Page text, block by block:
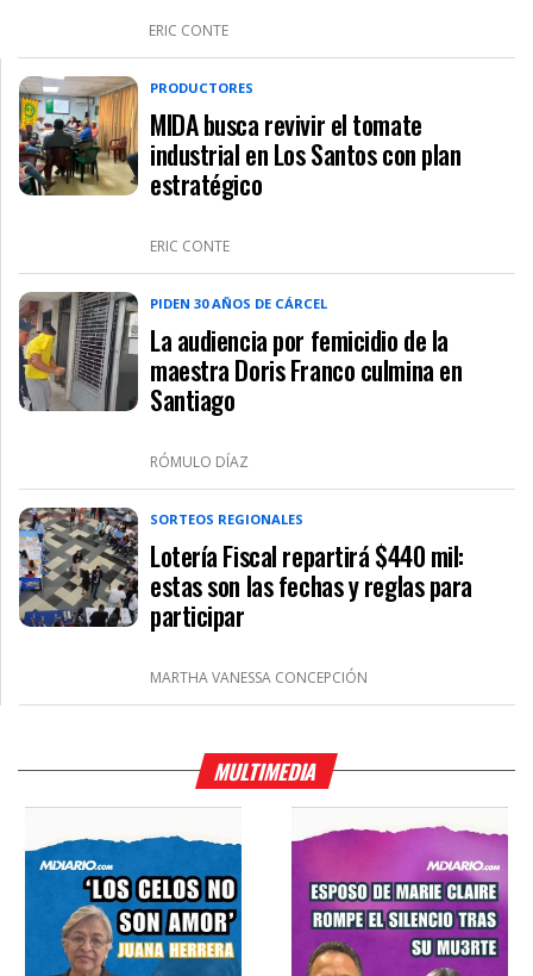
ERIC CONTE
PRODUCTORES
MIDA busca revivir el tomate
industrial en Los Santos con plan
estratégico
ERIC CONTE
PIDEN 30 AÑOS DE CÁRCEL
La audiencia por femicidio de la
maestra Doris Franco culmina en
Santiago
RÓMULO DÍAZ
SORTEOS REGIONALES
Lotería Fiscal repartirá $440 mil:
estas son las fechas y reglas para
participar
MARTHA VANESSA CONCEPCIÓN
MULTIMEDIA